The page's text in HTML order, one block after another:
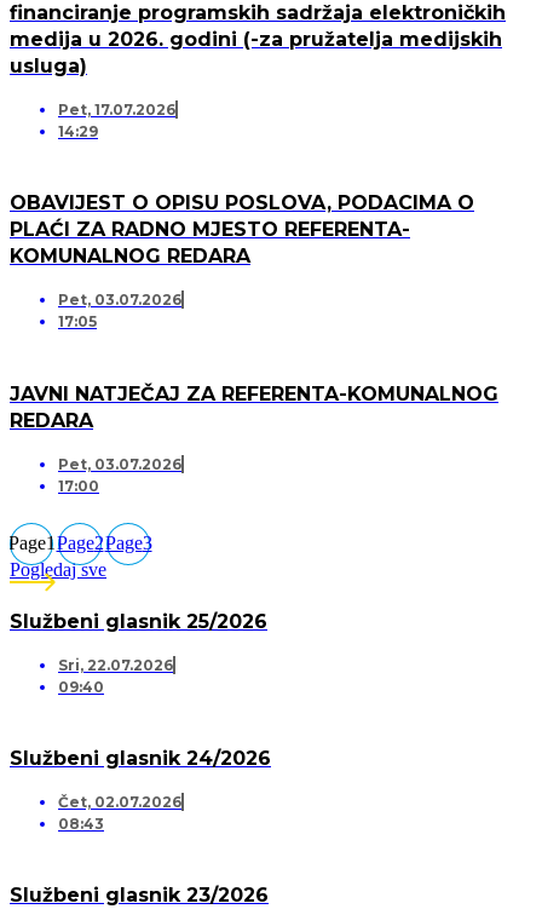
financiranje programskih sadržaja elektroničkih
medija u 2026. godini (-za pružatelja medijskih
usluga)
Pet, 17.07.2026
14:29
OBAVIJEST O OPISU POSLOVA, PODACIMA O
PLAĆI ZA RADNO MJESTO REFERENTA-
KOMUNALNOG REDARA
Pet, 03.07.2026
17:05
JAVNI NATJEČAJ ZA REFERENTA-KOMUNALNOG
REDARA
Pet, 03.07.2026
17:00
Page1Page2Page3
Pogledaj sve
Službeni glasnik 25/2026
Sri, 22.07.2026
09:40
Službeni glasnik 24/2026
Čet, 02.07.2026
08:43
Službeni glasnik 23/2026